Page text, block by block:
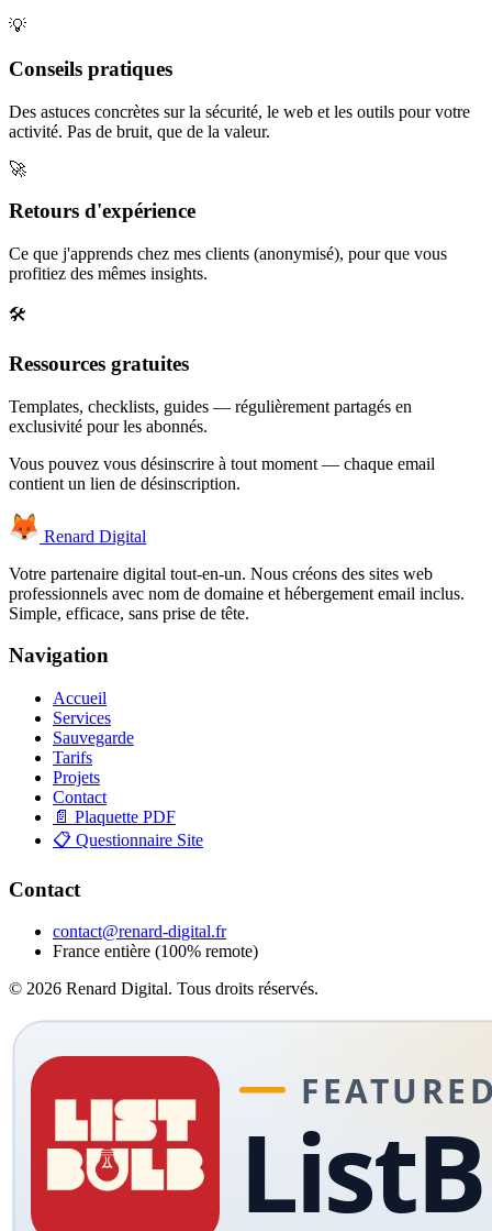
💡
Conseils pratiques
Des astuces concrètes sur la sécurité, le web et les outils pour votre
activité. Pas de bruit, que de la valeur.
🚀
Retours d'expérience
Ce que j'apprends chez mes clients (anonymisé), pour que vous
profitiez des mêmes insights.
🛠️
Ressources gratuites
Templates, checklists, guides — régulièrement partagés en
exclusivité pour les abonnés.
Vous pouvez vous désinscrire à tout moment — chaque email
contient un lien de désinscription.
Renard Digital
Votre partenaire digital tout-en-un. Nous créons des sites web
professionnels avec nom de domaine et hébergement email inclus.
Simple, efficace, sans prise de tête.
Navigation
Accueil
Services
Sauvegarde
Tarifs
Projets
Contact
📄 Plaquette PDF
📋 Questionnaire Site
Contact
contact@renard-digital.fr
France entière (100% remote)
© 2026 Renard Digital. Tous droits réservés.